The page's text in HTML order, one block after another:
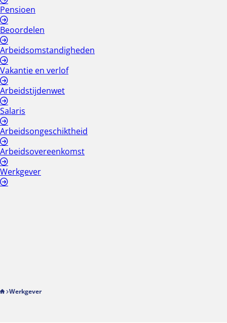
Pensioen
Beoordelen
Arbeidsomstandigheden
Vakantie en verlof
Arbeidstijdenwet
Salaris
Arbeidsongeschiktheid
Arbeidsovereenkomst
Werkgever
Werkgever